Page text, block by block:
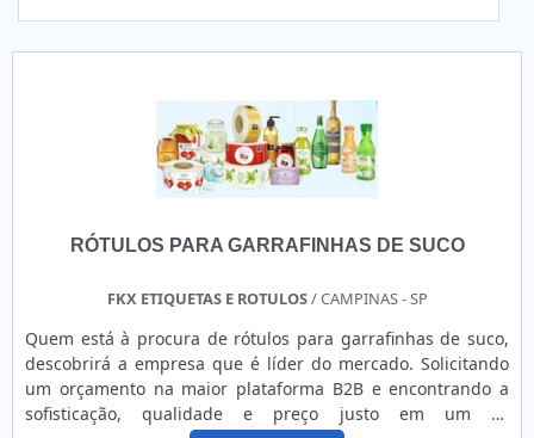
RÓTULOS PARA GARRAFINHAS DE SUCO
FKX ETIQUETAS E ROTULOS/ CAMPINAS - SP
Quem está à procura de rótulos para garrafinhas de suco,
descobrirá a empresa que é líder do mercado. Solicitando
um orçamento na maior plataforma B2B e encontrando a
sofisticação, qualidade e preço justo em um só